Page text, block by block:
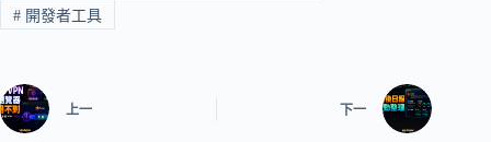
#開發者工具
上一 下一